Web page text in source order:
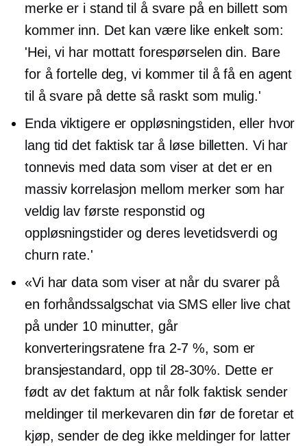
merke er i stand til å svare på en billett som
kommer inn. Det kan være like enkelt som:
'Hei, vi har mottatt forespørselen din. Bare
for å fortelle deg, vi kommer til å få en agent
til å svare på dette så raskt som mulig.'
Enda viktigere er oppløsningstiden, eller hvor
lang tid det faktisk tar å løse billetten. Vi har
tonnevis med data som viser at det er en
massiv korrelasjon mellom merker som har
veldig lav første responstid og
oppløsningstider og deres levetidsverdi og
churn rate.'
«Vi har data som viser at når du svarer på
en forhåndssalgschat via SMS eller live chat
på under 10 minutter, går
konverteringsratene fra 2-7 %, som er
bransjestandard, opp til 28-30%. Dette er
født av det faktum at når folk faktisk sender
meldinger til merkevaren din før de foretar et
kjøp, sender de deg ikke meldinger for latter